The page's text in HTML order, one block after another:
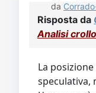
da
Risposta da
Analisi
La
speculativa,